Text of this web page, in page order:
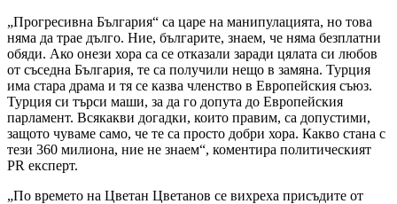
„Прогресивна България“ са царе на манипулацията, но това
няма да трае дълго. Ние, българите, знаем, че няма безплатни
обяди. Ако онези хора са се отказали заради цялата си любов
от съседна България, те са получили нещо в замяна. Турция
има стара драма и тя се казва членство в Европейския съюз.
Турция си търси маши, за да го допута до Европейския
парламент. Всякакви догадки, които правим, са допустими,
защото чуваме само, че те са просто добри хора. Какво стана с
тези 360 милиона, ние не знаем“, коментира политическият
PR експерт.
„По времето на Цветан Цветанов се вихреха присъдите от